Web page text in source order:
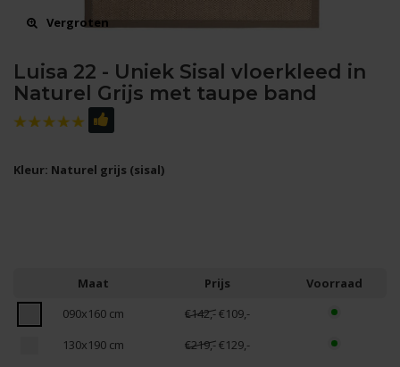
Vergroten
Luisa 22 - Uniek Sisal vloerkleed in
Naturel Grijs met taupe band
Kleur: Naturel grijs (sisal)
Maat Prijs
Voorraad
090x160 cm
€142,-€109,-
130x190 cm
€219,-€129,-